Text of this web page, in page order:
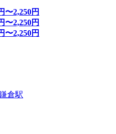
〜2,250円
〜2,250円
〜2,250円
倉駅